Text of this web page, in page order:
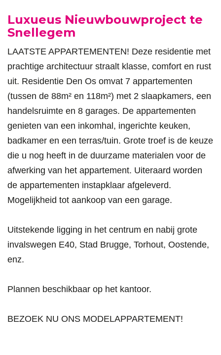
Omschrijving
Luxueus Nieuwbouwproject te
Snellegem
LAATSTE APPARTEMENTEN! Deze residentie met
prachtige architectuur straalt klasse, comfort en rust
uit. Residentie Den Os omvat 7 appartementen
(tussen de 88m² en 118m²) met 2 slaapkamers, een
handelsruimte en 8 garages. De appartementen
genieten van een inkomhal, ingerichte keuken,
badkamer en een terras/tuin. Grote troef is de keuze
die u nog heeft in de duurzame materialen voor de
afwerking van het appartement. Uiteraard worden
de appartementen instapklaar afgeleverd.
Mogelijkheid tot aankoop van een garage.
Uitstekende ligging in het centrum en nabij grote
invalswegen E40, Stad Brugge, Torhout, Oostende,
enz.
Plannen beschikbaar op het kantoor.
BEZOEK NU ONS MODELAPPARTEMENT!